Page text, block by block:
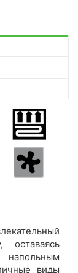
виды